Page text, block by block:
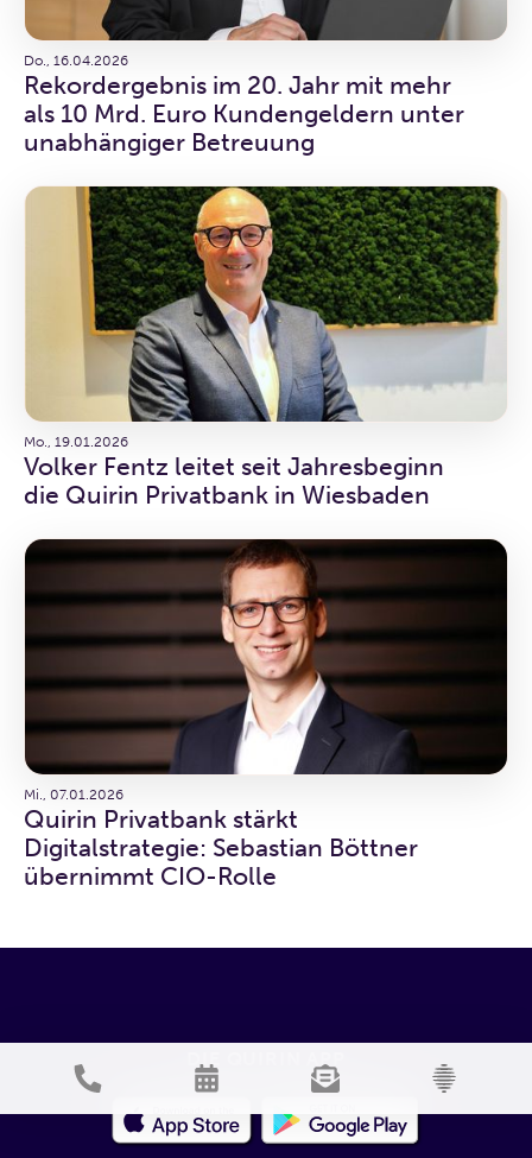
Do., 16.04.2026
Rekordergebnis im 20. Jahr mit mehr
als 10 Mrd. Euro Kundengeldern unter
unabhängiger Betreuung
Mo., 19.01.2026
Volker Fentz leitet seit Jahresbeginn
die Quirin Privatbank in Wiesbaden
Mi., 07.01.2026
Quirin Privatbank stärkt
Digitalstrategie: Sebastian Böttner
übernimmt CIO-Rolle
DIE QUIRIN APP